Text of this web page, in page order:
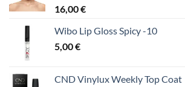
16,00€
Wibo Lip Gloss Spicy -10
5,00€
CND Vinylux Weekly Top Coat